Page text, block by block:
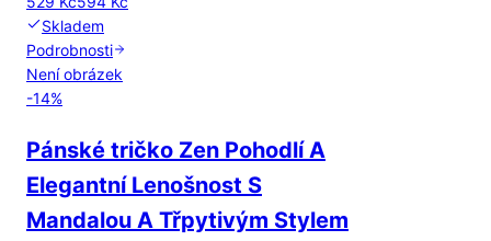
Skladem
Podrobnosti
Není obrázek
-14%
Pánské tričko Zen Pohodlí A
Elegantní Lenošnost S
Mandalou A Třpytivým Stylem